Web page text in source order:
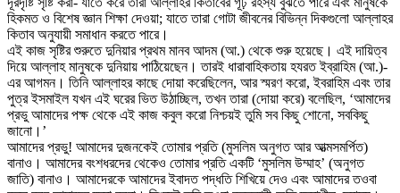
হিকমত ও বিশেষ জ্ঞান শিক্ষা দেওয়া; যাতে তারা গোটা জীবনের বিভিন্ন দিকগুলো আল্লাহর
কিতাব অনুযায়ী সমাধান করতে পারে।
এই কাজ সৃষ্টির শুরুতে দুনিয়ার প্রথম মানব আদম (আ.) থেকে শুরু হয়েছে। এই দায়িত্ব
দিয়ে আল্লাহ মানুষকে দুনিয়ায় পাঠিয়েছেন। তারই ধারাবাহিকতায় হযরত ইব্রাহিম (আ.)-
এর আগমন। তিনি আল্লাহর কাছে দোয়া করেছিলেন, আর স্মরণ করো, ইবরাহিম এবং তার
পুত্র ইসমাইল যখন এই ঘরের ভিত উঠাচ্ছিল, তখন তারা (দোয়া করে) বলেছিল, ‘আমাদের
প্রভু আমাদের পক্ষ থেকে এই কাজ কবুল করো নিশ্চয়ই তুমি সব কিছু শোনো, সবকিছু
জানো।’
আমাদের প্রভু! আমাদের দুজনকেই তোমার প্রতি (মুসলিম অনুগত আর আত্মসমর্পিত)
বানাও। আমাদের বংশধরদের থেকেও তোমার প্রতি একটি ‘মুসলিম উম্মাহ’ (অনুগত
জাতি) বানাও। আমাদেরকে আমাদের ইবাদত পদ্ধতি শিখিয়ে দেও এবং আমাদের তওবা